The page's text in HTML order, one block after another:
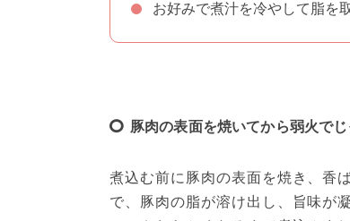
お好みで煮汁を冷やして脂を
豚肉の表面を焼いてから弱火で
煮込む前に豚肉の表面を焼き、香
で、豚肉の脂が溶け出し、旨味が